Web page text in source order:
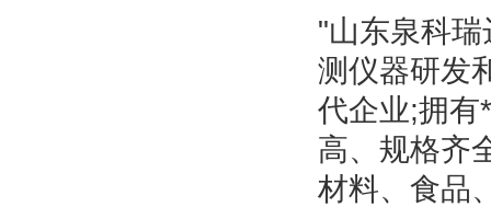
"山东泉科
测仪器研发
代企业;拥有
高、规格齐
材料、食品